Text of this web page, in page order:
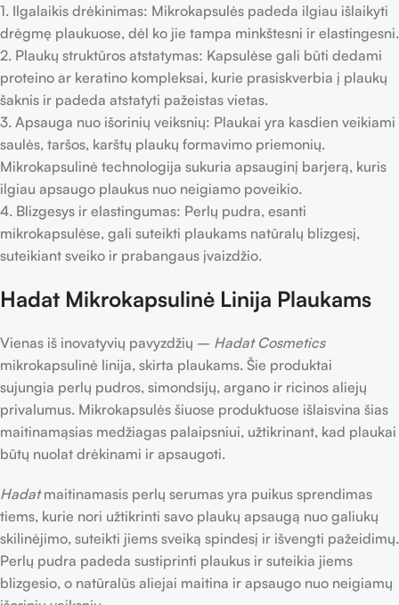
1. Ilgalaikis drėkinimas: Mikrokapsulės padeda ilgiau išlaikyti
drėgmę plaukuose, dėl ko jie tampa minkštesni ir elastingesni.
2. Plaukų struktūros atstatymas: Kapsulėse gali būti dedami
proteino ar keratino kompleksai, kurie prasiskverbia į plaukų
šaknis ir padeda atstatyti pažeistas vietas.
3. Apsauga nuo išorinių veiksnių: Plaukai yra kasdien veikiami
saulės, taršos, karštų plaukų formavimo priemonių.
Mikrokapsulinė technologija sukuria apsauginį barjerą, kuris
ilgiau apsaugo plaukus nuo neigiamo poveikio.
4. Blizgesys ir elastingumas: Perlų pudra, esanti
mikrokapsulėse, gali suteikti plaukams natūralų blizgesį,
suteikiant sveiko ir prabangaus įvaizdžio.
Hadat Mikrokapsulinė Linija Plaukams
Vienas iš inovatyvių pavyzdžių – Hadat Cosmetics
mikrokapsulinė linija, skirta plaukams. Šie produktai
sujungia perlų pudros, simondsijų, argano ir ricinos aliejų
privalumus. Mikrokapsulės šiuose produktuose išlaisvina šias
maitinamąsias medžiagas palaipsniui, užtikrinant, kad plaukai
būtų nuolat drėkinami ir apsaugoti.
Hadatmaitinamasis perlų serumas yra puikus sprendimas
tiems, kurie nori užtikrinti savo plaukų apsaugą nuo galiukų
skilinėjimo, suteikti jiems sveiką spindesį ir išvengti pažeidimų.
Perlų pudra padeda sustiprinti plaukus ir suteikia jiems
blizgesio, o natūralūs aliejai maitina ir apsaugo nuo neigiamų